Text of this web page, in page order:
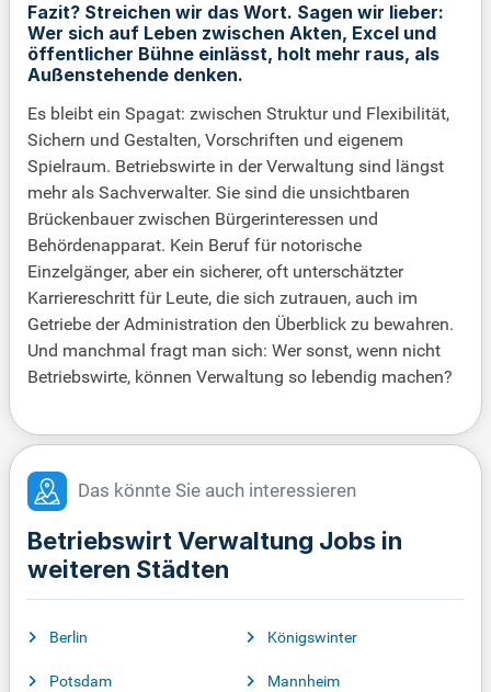
Fazit? Streichen wir das Wort. Sagen wir lieber:
Wer sich auf Leben zwischen Akten, Excel und
öffentlicher Bühne einlässt, holt mehr raus, als
Außenstehende denken.
Es bleibt ein Spagat: zwischen Struktur und Flexibilität,
Sichern und Gestalten, Vorschriften und eigenem
Spielraum. Betriebswirte in der Verwaltung sind längst
mehr als Sachverwalter. Sie sind die unsichtbaren
Brückenbauer zwischen Bürgerinteressen und
Behördenapparat. Kein Beruf für notorische
Einzelgänger, aber ein sicherer, oft unterschätzter
Karriereschritt für Leute, die sich zutrauen, auch im
Getriebe der Administration den Überblick zu bewahren.
Und manchmal fragt man sich: Wer sonst, wenn nicht
Betriebswirte, können Verwaltung so lebendig machen?
Das könnte Sie auch interessieren
Betriebswirt Verwaltung Jobs in
weiteren Städten
Berlin
Potsdam
Königswinter
Mannheim